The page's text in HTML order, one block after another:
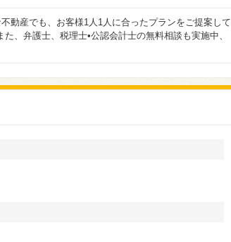
動産でも、お客様1人1人に合ったプランをご提案して
、弁護士、税理士•公認会計士の無料相談も実施中、